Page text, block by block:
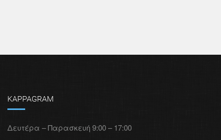
KAPPAGRAM
Δευτέρα – Παρασκευή 9:00 – 17:00